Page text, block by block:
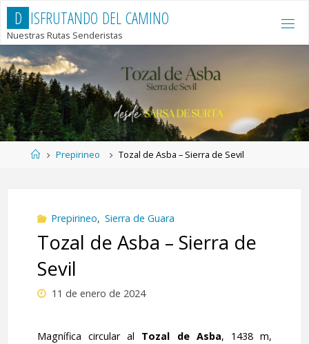
Saltar
contenido
D ISFRUTANDO DEL CAMINO
Nuestras Rutas Senderistas
PáginaPrepirineo Tozal de Asba – Sierra de Sevil
Prepirineo, Sierra de Guara
Tozal de Asba – Sierra de
Sevil
11 de enero de 2024
Magnífica circular al Tozal de Asba, 1438 m,